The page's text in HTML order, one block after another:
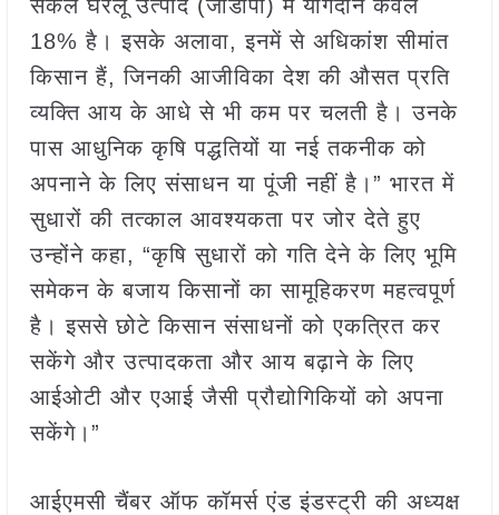
सकल घरेलू उत्पाद (जीडीपी) में योगदान केवल
18% है। इसके अलावा, इनमें से अधिकांश सीमांत
किसान हैं, जिनकी आजीविका देश की औसत प्रति
व्यक्ति आय के आधे से भी कम पर चलती है। उनके
पास आधुनिक कृषि पद्धतियों या नई तकनीक को
अपनाने के लिए संसाधन या पूंजी नहीं है।” भारत में
सुधारों की तत्काल आवश्यकता पर जोर देते हुए
उन्होंने कहा, “कृषि सुधारों को गति देने के लिए भूमि
समेकन के बजाय किसानों का सामूहिकरण महत्वपूर्ण
है। इससे छोटे किसान संसाधनों को एकत्रित कर
सकेंगे और उत्पादकता और आय बढ़ाने के लिए
आईओटी और एआई जैसी प्रौद्योगिकियों को अपना
सकेंगे।”
आईएमसी चैंबर ऑफ कॉमर्स एंड इंडस्ट्री की अध्यक्ष